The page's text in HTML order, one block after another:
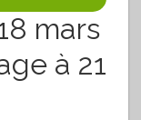
mars
à 21